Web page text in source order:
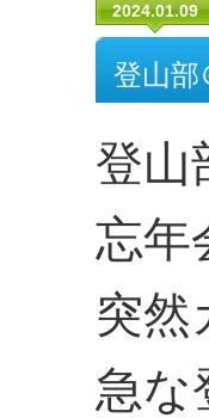
2024.01.09
登山
登山
忘年
突然
急な